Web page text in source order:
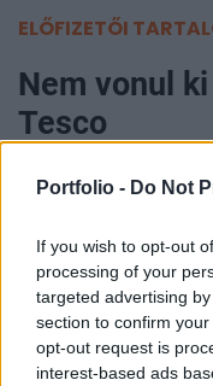
Portfolio - Do Not
If you wish to opt-out
processing of your
targeted advertising
section to confirm
opt-out request is
interest-based ads
ELŐFIZETŐI
Nem vonul
Tesco
Portfolio
Személyesen
dolgozójával a
az Indexnek adott
vezérigazgatója,